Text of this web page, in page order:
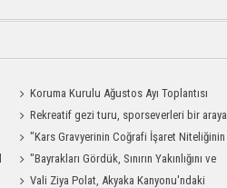
Koruma Kurulu Ağustos Ayı Toplantısı
Yapıldı
Rekreatif gezi turu, sporseverleri bir araya
getirdi
"Kars Gravyerinin Coğrafi İşaret Niteliğinin
Güçlendirilmesi Projesi"
"Bayrakları Gördük, Sınırın Yakınlığını ve
Uzaklığını Aynı Anda Hissettik"
Vali Ziya Polat, Akyaka Kanyonu'ndaki